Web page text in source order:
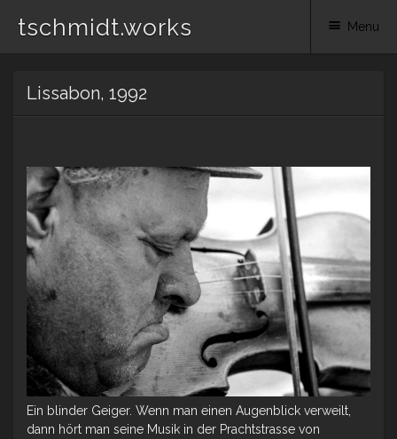
tschmidt.works Menu
content
Lissabon, 1992
Ein blinder Geiger. Wenn man einen Augenblick verweilt,
dann hört man seine Musik in der Prachtstrasse von